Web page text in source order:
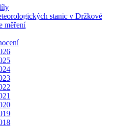
stanic v Držkové
měření